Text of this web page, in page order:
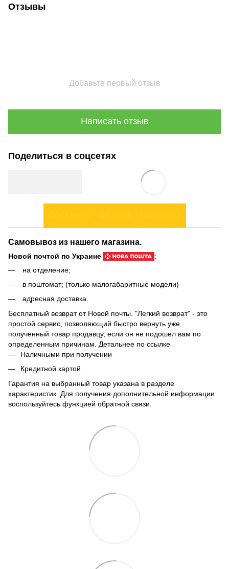
Отзывы
Добавьте первый отзыв
Написать отзыв
Поделиться в соцсетях
Самовывоз из нашего магазина.
Новой почтой по Украине
:
на отделение;
в поштомат; (только малогабаритные модели)
адресная доставка.
Бесплатный возврат от Новой почты. "Легкий возврат" - это
простой сервис, позволяющий быстро вернуть уже
полученный товар продавцу, если он не подошел вам по
определенным причинам. Детальнее по ссылке
Наличными при получении
Кредитной картой
Гарантия на выбранный товар указана в разделе
характеристик. Для получения дополнительной информации
воспользуйтесь функцией обратной связи.